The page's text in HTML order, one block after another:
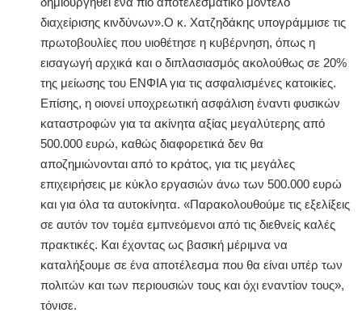
διαχείρισης κινδύνων».Ο κ. Χατζηδάκης υπογράμμισε τις
πρωτοβουλίες που υιοθέτησε η κυβέρνηση, όπως η
εισαγωγή αρχικά και ο διπλασιασμός ακολούθως σε 20%
της μείωσης του ΕΝΦΙΑ για τις ασφαλισμένες κατοικίες.
Επίσης, η οιονεί υποχρεωτική ασφάλιση έναντι φυσικών
καταστροφών για τα ακίνητα αξίας μεγαλύτερης από
500.000 ευρώ, καθώς διαφορετικά δεν θα
αποζημιώνονται από το κράτος, για τις μεγάλες
επιχειρήσεις με κύκλο εργασιών άνω των 500.000 ευρώ
και για όλα τα αυτοκίνητα. «Παρακολουθούμε τις εξελίξεις
σε αυτόν τον τομέα εμπνεόμενοι από τις διεθνείς καλές
πρακτικές. Και έχοντας ως βασική μέριμνα να
καταλήξουμε σε ένα αποτέλεσμα που θα είναι υπέρ των
πολιτών και των περιουσιών τους και όχι εναντίον τους»,
τόνισε.